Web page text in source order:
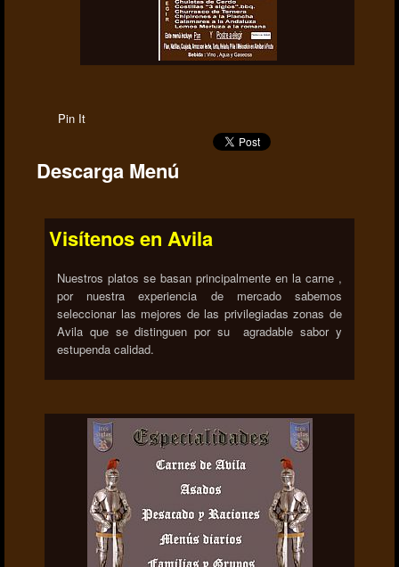
Pin It
Descarga Menú
Visítenos en Avila
Nuestros platos se basan principalmente en la carne ,
por nuestra experiencia de mercado sabemos
seleccionar las mejores de las privilegiadas zonas de
Avila que se distinguen por su agradable sabor y
estupenda calidad.